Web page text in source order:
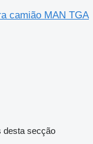
camião MAN TGA
desta secção